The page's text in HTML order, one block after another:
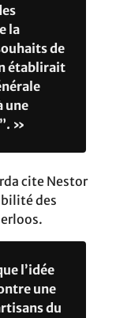
la
de
établirait
une
»
cite Nestor
des
l’idée
une
du